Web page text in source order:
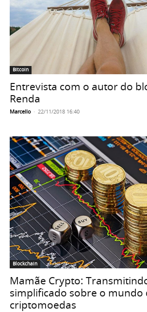
Bitcoin
Entrevista com o autor do
Renda
Marcello - 22/11/2018 16:40
Blockchain
Mamãe Crypto:
simplificado sobre o mundo
criptomoedas